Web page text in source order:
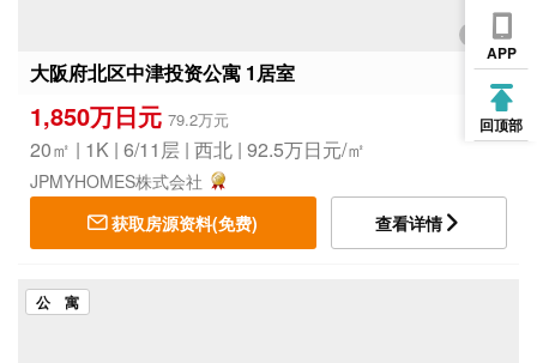
1/4
大阪府北区中津投资公寓 1居室
1,850万日元 79.2万元
20㎡ | 1K | 6/11层 | 西北 | 92.5万日元/㎡
JPMYHOMES株式会社
获取房源资料(免费)
查看详情
公 寓
APP
回顶部